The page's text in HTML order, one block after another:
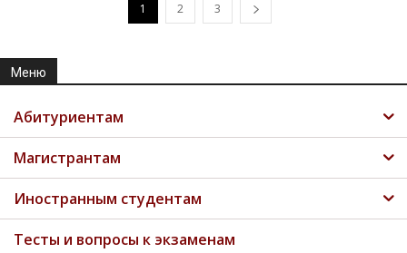
1 2 3
Меню
Абитуриентам
Магистрантам
Иностранным студентам
Тесты и вопросы к экзаменам